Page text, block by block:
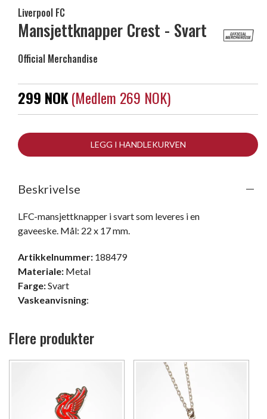
Liverpool FC
Mansjettknapper Crest - Svart
Official Merchandise
299 NOK(medlem 269 NOK)
LEGG I HANDLEKURVEN
Beskrivelse
LFC-mansjettknapper i svart som leveres i en
gaveeske. Mål: 22 x 17 mm.
Artikkelnummer: 188479
Materiale: Metal
Farge:Svart
Vaskeanvisning:
Flere produkter